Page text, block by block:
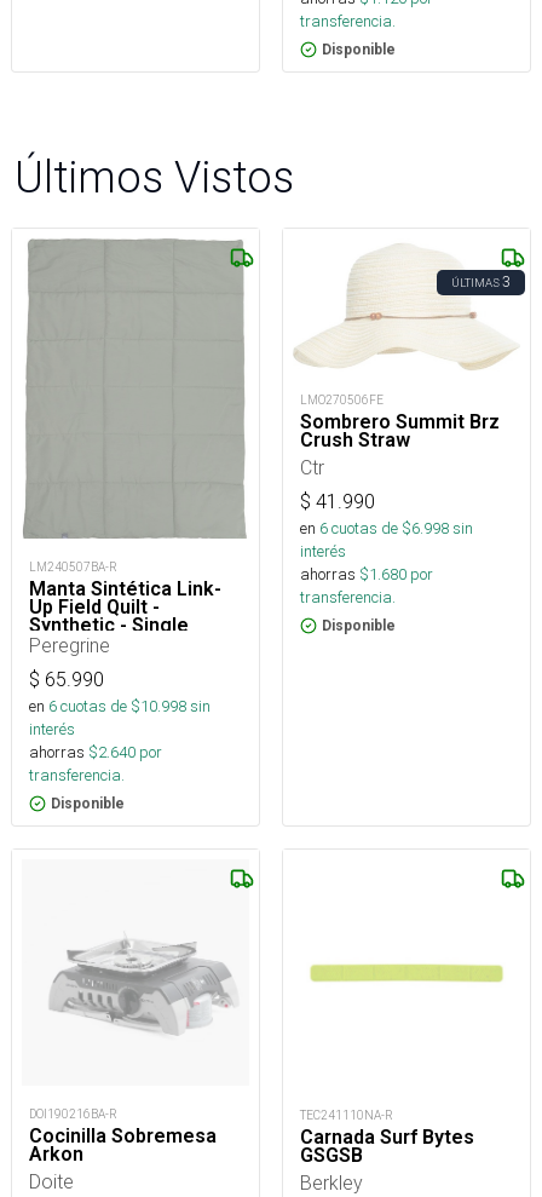
transferencia.
Disponible
Últimos Vistos
LM240507BA-R
Manta Sintética Link-
Up Field Quilt -
Synthetic - Single
Peregrine
$ 65.990
en 6cuotas de $10.998sin
interés
ahorras $2.640 por
transferencia.
Disponible
ÚLTIMAS3
LMO270506FE
Sombrero Summit Brz
Crush Straw
Ctr
$ 41.990
en 6cuotas de $6.998sin
interés
ahorras $1.680 por
transferencia.
Disponible
DOI190216BA-R
Cocinilla Sobremesa
Arkon
Doite
TEC241110NA-R
Carnada Surf Bytes
GSGSB
Berkley